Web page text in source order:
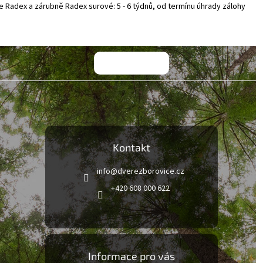
Radex a zárubně Radex surové: 5 - 6 týdnů, od termínu úhrady zálohy
Kontakt
info@dverezborovice.cz
+420 608 000 622
Informace pro vás